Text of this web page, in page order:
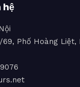
hệ
69, Phố Hoàng Liệt,